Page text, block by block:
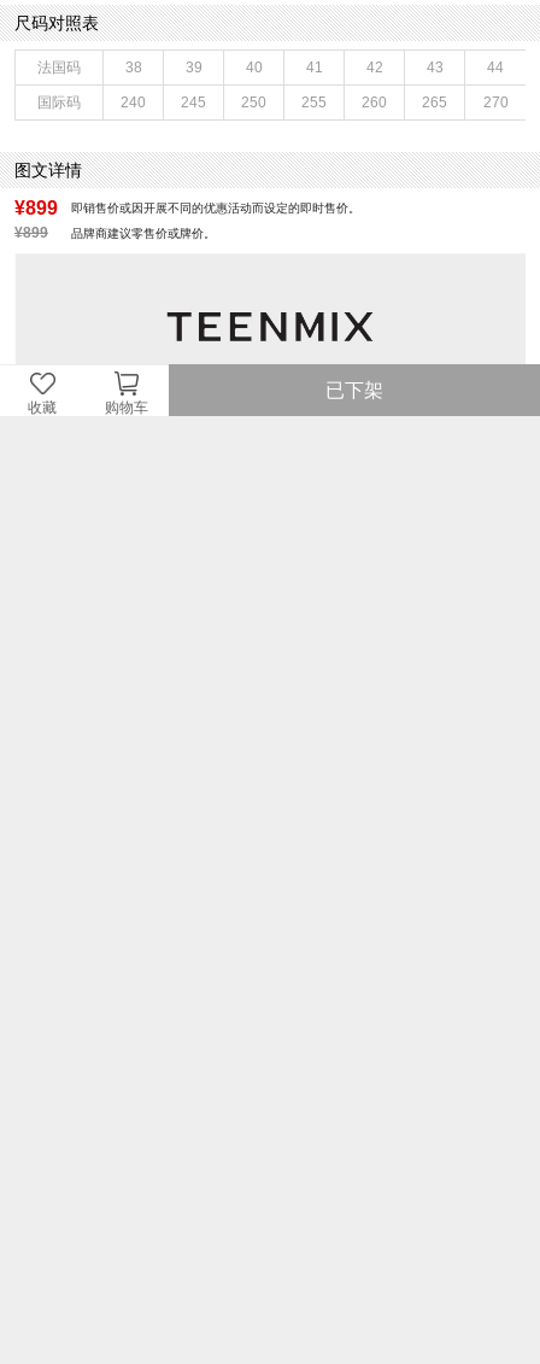
收藏 购物车
已下架
40码鞋长参考(男)：28.5CM,28.5CM
色系：灰色,灰色
鞋类流行款式：休闲鞋,休闲鞋
流行元素：交叉绑带,交叉绑带
闭合方式：松紧带,松紧带
款式季节：秋季,夏季
鞋垫材质：猪皮革,猪皮革
风格分类：休闲运动鞋,休闲运动鞋
鞋头款式：圆头,圆头
鞋面材质：纺织品,纺织品
跟高数值：3.5CM,3.5CM
内里：纺织品,纺织品
性别：男子,男子
皮质特征：织物,织物
里料材质：织物面料,织物面料
所在区域：电子商务,电子商务
跟高范围：中跟鞋（3-5CM）,中跟鞋
尺码对照表
法国码 38 39 40 41 42 43 44
国际码 240 245 250 255 260 265 270
图文详情
¥899 即销售价或因开展不同的优惠活动而设定的即时售价。
¥899 品牌商建议零售价或牌价。